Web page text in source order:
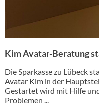
Kim Avatar-Beratung
Die Sparkasse zu Lübeck
Avatar Kim in der
Gestartet wird mit Hilfe
Problemen ...